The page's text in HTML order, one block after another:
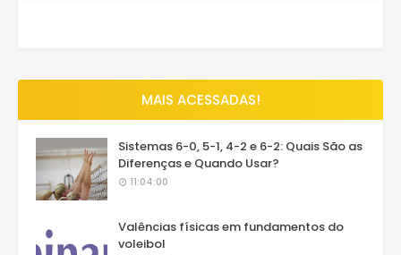
MAIS ACESSADAS!
Sistemas 6-0, 5-1, 4-2 e 6-2: Quais São as
Diferenças e Quando Usar?
11:04:00
Valências físicas em fundamentos do
voleibol